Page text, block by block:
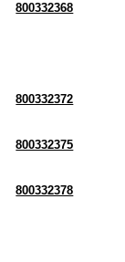
800332368
800332372
800332375
800332378